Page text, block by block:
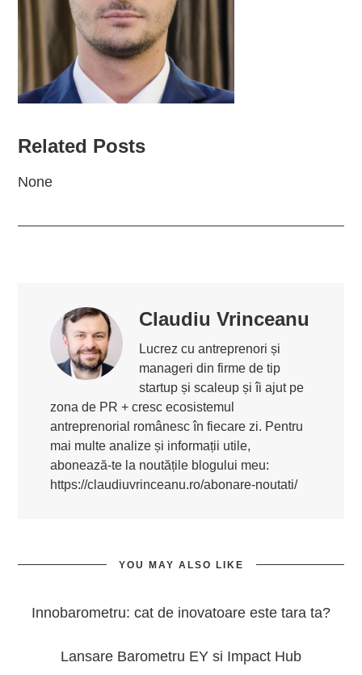
Related Posts
None
Claudiu Vrinceanu
Lucrez cu antreprenori și
manageri din firme de tip
startup și scaleup și îi ajut pe
zona de PR + cresc ecosistemul
antreprenorial românesc în fiecare zi. Pentru
mai multe analize și informații utile,
abonează-te la noutățile blogului meu:
https://claudiuvrinceanu.ro/abonare-noutati/
YOU MAY ALSO LIKE
Innobarometru: cat de inovatoare este tara ta?
Lansare Barometru EY si Impact Hub